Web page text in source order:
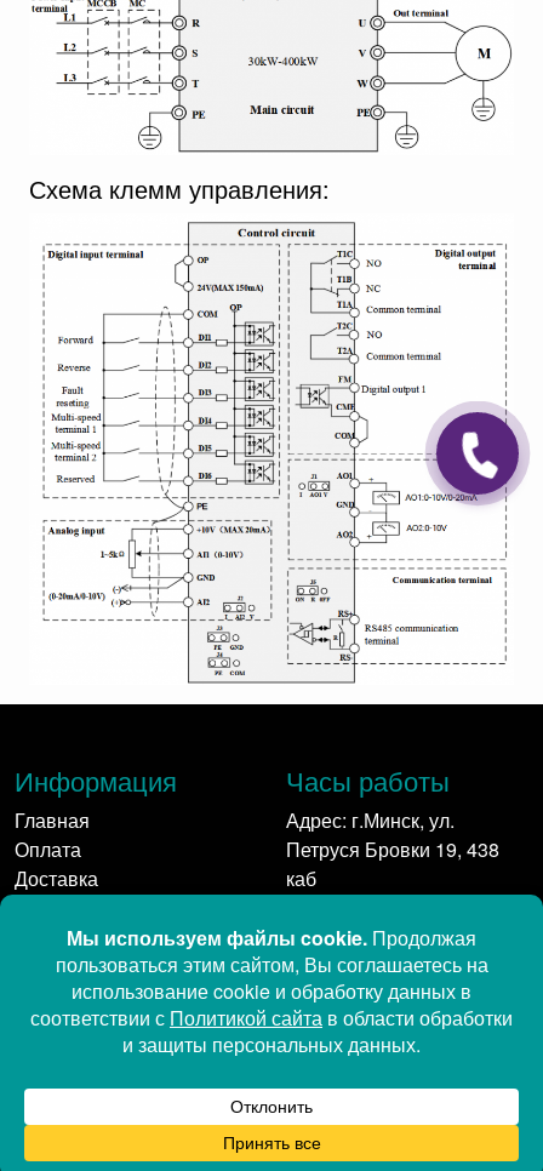
Схема клемм управления:
Информация
Главная
Оплата
Доставка
Часы работы
Адрес: г.Минск, ул.
Петруся Бровки 19, 438
каб
Контакты
+375 17 350-11-58
+375 29 542 41 61
+375 29 689-11-23 (Viber,
Telegram, MAX)
Мы в сети: